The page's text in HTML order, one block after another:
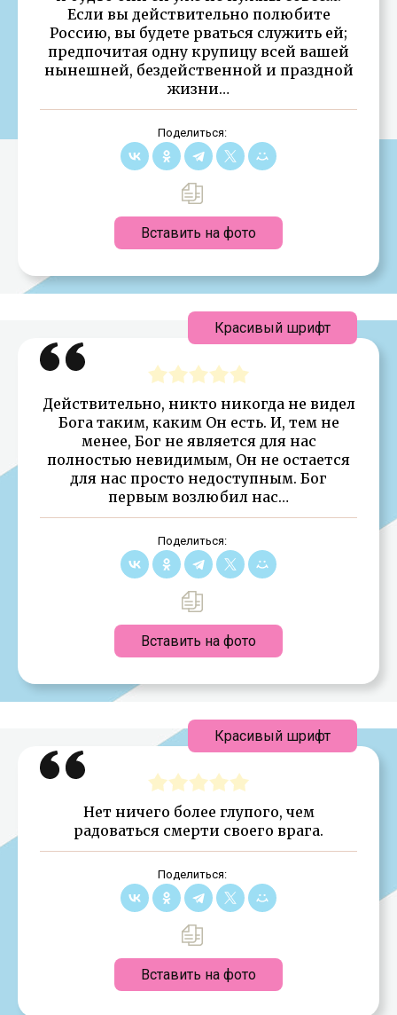
Если вы действительно полюбите
Россию, вы будете рваться служить ей;
предпочитая одну крупицу всей вашей
нынешней, бездейственной и праздной
жизни…
Поделиться:
Вставить на фото
Действительно, никто никогда не видел
Бога таким, каким Он есть. И, тем не
менее, Бог не является для нас
полностью невидимым, Он не остается
для нас просто недоступным. Бог
первым возлюбил нас…
Поделиться:
Вставить на фото
Красивый шрифт
Нет ничего более глупого, чем
радоваться смерти своего врага.
Поделиться:
Вставить на фото
Красивый шрифт